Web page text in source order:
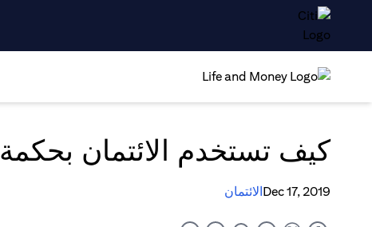
كيف تستخدم الائتمان بحكمة
Dec 17, 2019الائتمان